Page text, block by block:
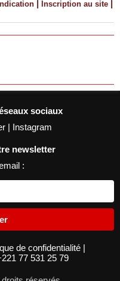
| Inscription au site |
sociaux
| Instagram
newsletter
:
de confidentialité |
77 531 25 79